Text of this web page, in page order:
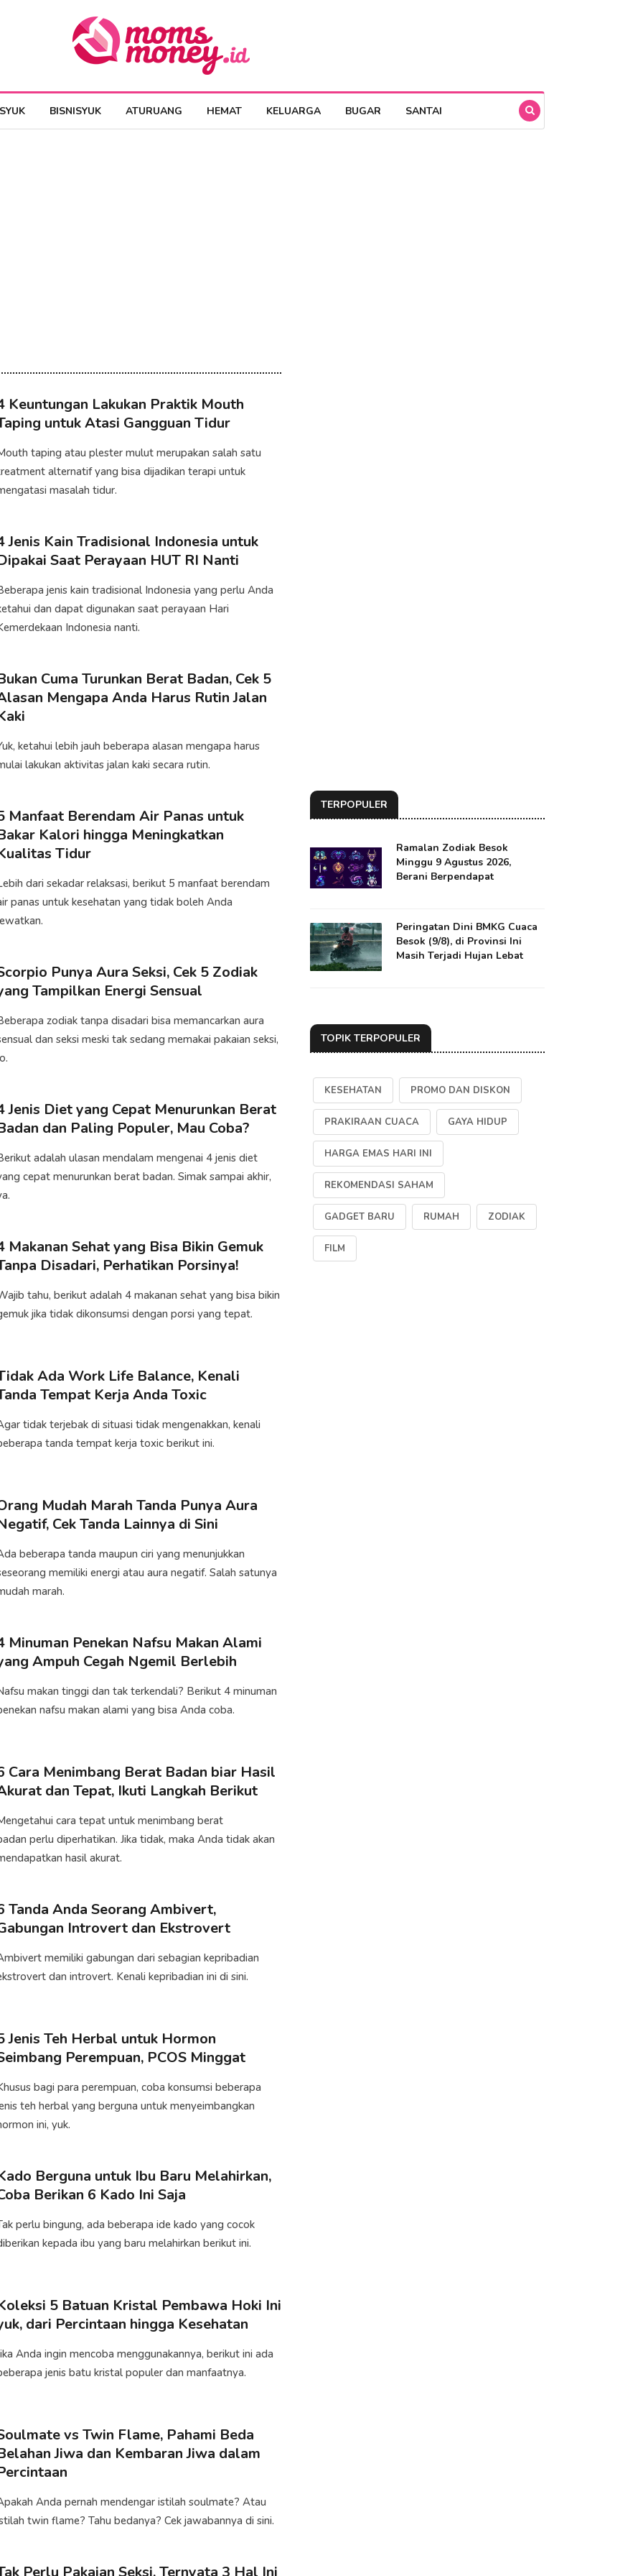
BISNISYUK ATURUANG HEMAT KELUARGA BUGAR SANTAI
Keuntungan Lakukan Praktik Mouth
untuk Atasi Gangguan Tidur
taping atau plester mulut merupakan salah satu
alternatif yang bisa dijadikan terapi untuk
masalah tidur.​
Jenis Kain Tradisional Indonesia untuk
Saat Perayaan HUT RI Nanti
jenis kain tradisional Indonesia yang perlu Anda
dan dapat digunakan saat perayaan Hari
Indonesia nanti.​
Cuma Turunkan Berat Badan, Cek 5
Mengapa Anda Harus Rutin Jalan
ketahui lebih jauh beberapa alasan mengapa harus
lakukan aktivitas jalan kaki secara rutin.​
Manfaat Berendam Air Panas untuk
Kalori hingga Meningkatkan
Tidur
dari sekadar relaksasi, berikut 5 manfaat berendam
panas untuk kesehatan yang tidak boleh Anda
Punya Aura Seksi, Cek 5 Zodiak
Tampilkan Energi Sensual
zodiak tanpa disadari bisa memancarkan aura
dan seksi meski tak sedang memakai pakaian seksi,
Jenis Diet yang Cepat Menurunkan Berat
dan Paling Populer, Mau Coba?
adalah ulasan mendalam mengenai 4 jenis diet
cepat menurunkan berat badan. Simak sampai akhir,
Makanan Sehat yang Bisa Bikin Gemuk
Disadari, Perhatikan Porsinya!
tahu, berikut adalah 4 makanan sehat yang bisa bikin
jika tidak dikonsumsi dengan porsi yang tepat.
Ada Work Life Balance, Kenali
Tempat Kerja Anda Toxic
tidak terjebak di situasi tidak mengenakkan, kenali
tanda tempat kerja toxic berikut ini.
Mudah Marah Tanda Punya Aura
Cek Tanda Lainnya di Sini
beberapa tanda maupun ciri yang menunjukkan
memiliki energi atau aura negatif. Salah satunya
marah.
Minuman Penekan Nafsu Makan Alami
Ampuh Cegah Ngemil Berlebih
makan tinggi dan tak terkendali? Berikut 4 minuman
nafsu makan alami yang bisa Anda coba.
Cara Menimbang Berat Badan biar Hasil
dan Tepat, Ikuti Langkah Berikut
cara tepat untuk menimbang berat
perlu diperhatikan. Jika tidak, maka Anda tidak akan
hasil akurat.​
Tanda Anda Seorang Ambivert,
Introvert dan Ekstrovert
memiliki gabungan dari sebagian kepribadian
dan introvert. Kenali kepribadian ini di sini.
Jenis Teh Herbal untuk Hormon
Perempuan, PCOS Minggat
bagi para perempuan, coba konsumsi beberapa
teh herbal yang berguna untuk menyeimbangkan
ini, yuk.
Berguna untuk Ibu Baru Melahirkan,
Berikan 6 Kado Ini Saja
perlu bingung, ada beberapa ide kado yang cocok
kepada ibu yang baru melahirkan berikut ini.
5 Batuan Kristal Pembawa Hoki Ini
dari Percintaan hingga Kesehatan
Anda ingin mencoba menggunakannya, berikut ini ada
jenis batu kristal populer dan manfaatnya.​
vs Twin Flame, Pahami Beda
Jiwa dan Kembaran Jiwa dalam
Anda pernah mendengar istilah soulmate? Atau
twin flame? Tahu bedanya? Cek jawabannya di sini.
Perlu Pakaian Seksi, Ternyata 3 Hal Ini
TERPOPULER
Ramalan Zodiak Besok
Minggu 9 Agustus 2026,
Berani Berpendapat
Peringatan Dini BMKG Cuaca
Besok (9/8), di Provinsi Ini
Masih Terjadi Hujan Lebat
TOPIK TERPOPULER
KESEHATAN PROMO DAN DISKON
PRAKIRAAN CUACA GAYA HIDUP
HARGA EMAS HARI INI
REKOMENDASI SAHAM
GADGET BARU RUMAH ZODIAK
FILM